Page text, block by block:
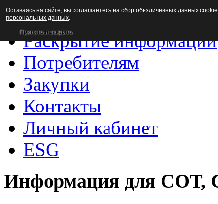
Новости
Раскрытие информации
Потребителям
Закупки
Контакты
Личный кабинет
ESG
Информация для
Оставаясь на сайте, вы соглашаетесь на сбор обезличенных данных
персональных данных.
Принять и закрыть